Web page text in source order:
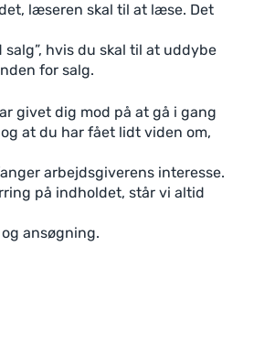
læseren skal til at læse. Det
hvis du skal til at uddybe
for salg.
givet dig mod på at gå i gang
at du har fået lidt viden om,
arbejdsgiverens interesse.
på indholdet, står vi altid
ansøgning.